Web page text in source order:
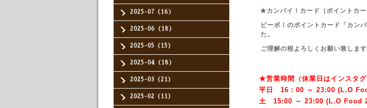
2025-07（16）
2025-06（18）
2025-05（15）
2025-04（18）
2025-03（21）
2025-02（11）
★カンパイ！カード（ポイントカ
ビーボ！のポイントカード「カン
た。
ご理解の程よろしくお願い致します
★営業時間（休業日はインスタグ
平日 16：00 ～ 23:00 (L.O
土 15:00 ～ 23:00 ( L.O Food